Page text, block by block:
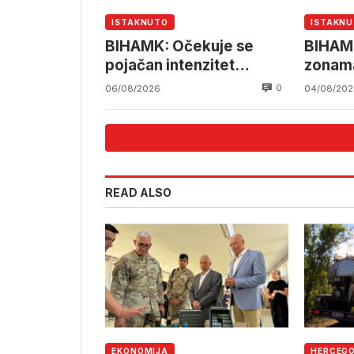
ISTAKNUTO
BIHAMK: Očekuje se
pojačan intenzitet
saobraćaja
06/08/2026 0 04/08/
READ ALSO
EKONOMIJA